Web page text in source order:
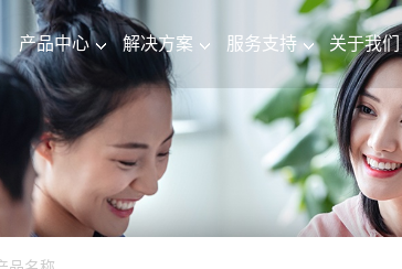
产品中心 解决方案 服务支持 关于我们